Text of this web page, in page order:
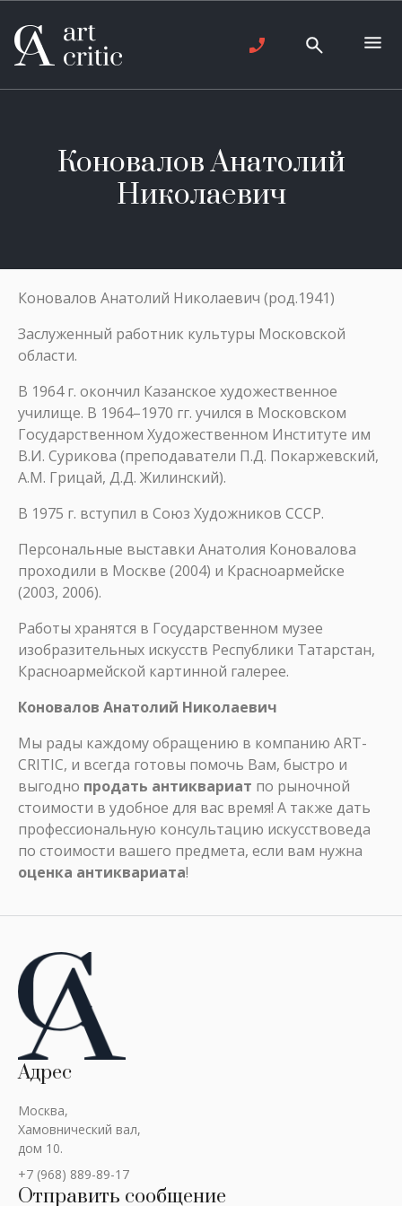
Коновалов Анатолий
Николаевич
Коновалов Анатолий Николаевич (род.1941)
Заслуженный работник культуры Московской
области.
В 1964 г. окончил Казанское художественное
училище. В 1964–1970 гг. учился в Московском
Государственном Художественном Институте им
В.И. Сурикова (преподаватели П.Д. Покаржевский,
А.М. Грицай, Д.Д. Жилинский).
В 1975 г. вступил в Союз Художников СССР.
Персональные выставки Анатолия Коновалова
проходили в Москве (2004) и Красноармейске
(2003, 2006).
Работы хранятся в Государственном музее
изобразительных искусств Республики Татарстан,
Красноармейской картинной галерее.
Коновалов Анатолий Николаевич
Мы рады каждому обращению в компанию ART-
CRITIC, и всегда готовы помочь Вам, быстро и
выгодно продать антиквариат по рыночной
стоимости в удобное для вас время! А также дать
профессиональную консультацию искусствоведа
по стоимости вашего предмета, если вам нужна
оценка антиквариата!
Адрес
Москва,
Хамовнический вал,
дом 10.
+7 (968) 889-89-17
Отправить сообщение